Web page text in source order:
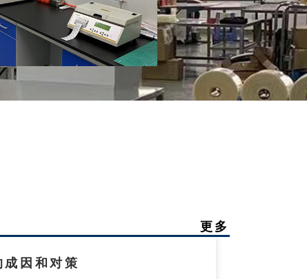
更多
因和对策